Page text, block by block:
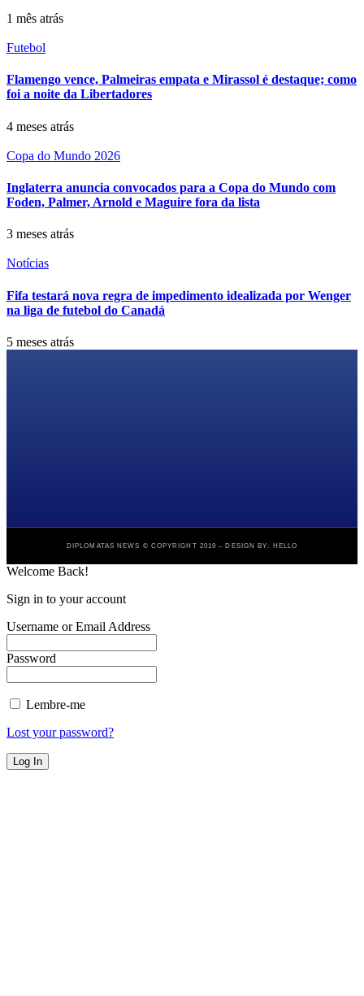
1 mês atrás
Futebol
Flamengo vence, Palmeiras empata e Mirassol é destaque; como
foi a noite da Libertadores
4 meses atrás
Copa do Mundo 2026
Inglaterra anuncia convocados para a Copa do Mundo com
Foden, Palmer, Arnold e Maguire fora da lista
3 meses atrás
Notícias
Fifa testará nova regra de impedimento idealizada por Wenger
na liga de futebol do Canadá
5 meses atrás
DIPLOMATAS NEWS © COPYRIGHT 2019 – DESIGN BY: HELLO
Welcome Back!
Sign in to your account
Username or Email Address
Password
Lembre-me
Lost your password?